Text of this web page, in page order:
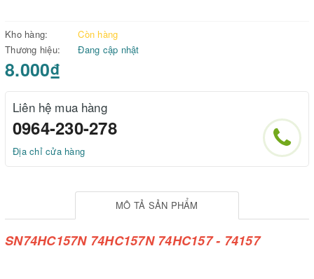
Kho hàng:
Còn hàng
Thương hiệu:
Đang cập nhật
8.000₫
Liên hệ mua hàng
0964-230-278
Địa chỉ cửa hàng
MÔ TẢ SẢN PHẨM
SN74HC157N 74HC157N 74HC157 - 74157